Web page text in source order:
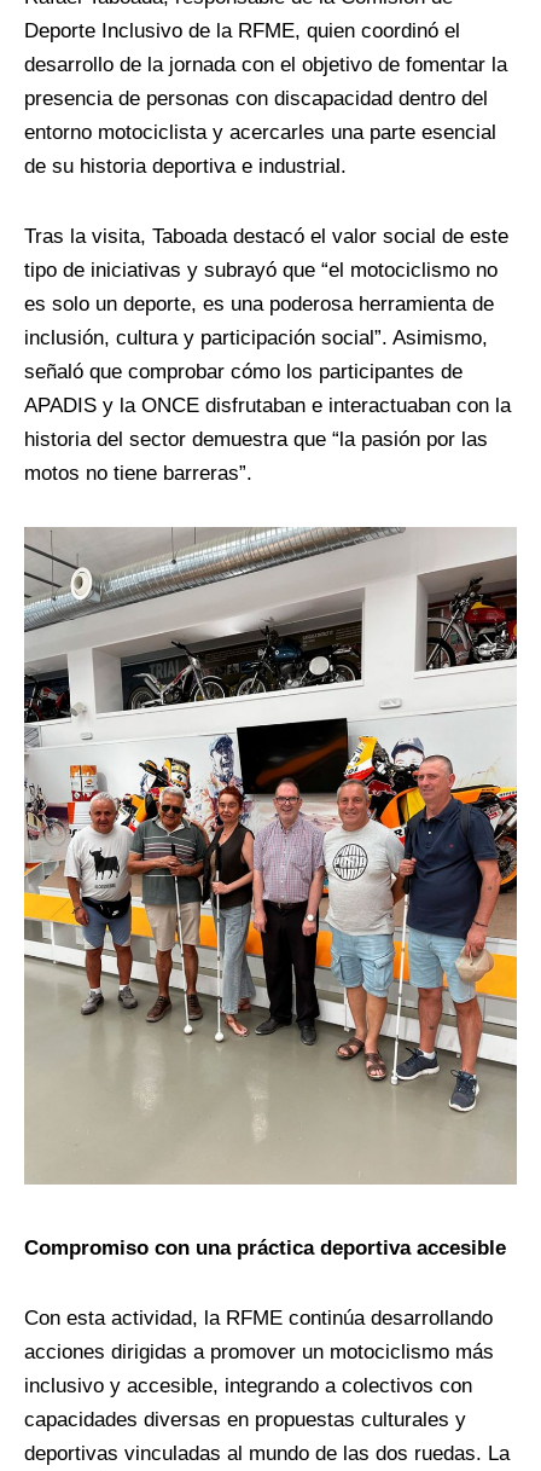
Deporte Inclusivo de la RFME, quien coordinó el
desarrollo de la jornada con el objetivo de fomentar la
presencia de personas con discapacidad dentro del
entorno motociclista y acercarles una parte esencial
de su historia deportiva e industrial.
Tras la visita, Taboada destacó el valor social de este
tipo de iniciativas y subrayó que “el motociclismo no
es solo un deporte, es una poderosa herramienta de
inclusión, cultura y participación social”. Asimismo,
señaló que comprobar cómo los participantes de
APADIS y la ONCE disfrutaban e interactuaban con la
historia del sector demuestra que “la pasión por las
motos no tiene barreras”.
Compromiso con una práctica deportiva accesible
Con esta actividad, la RFME continúa desarrollando
acciones dirigidas a promover un motociclismo más
inclusivo y accesible, integrando a colectivos con
capacidades diversas en propuestas culturales y
deportivas vinculadas al mundo de las dos ruedas. La